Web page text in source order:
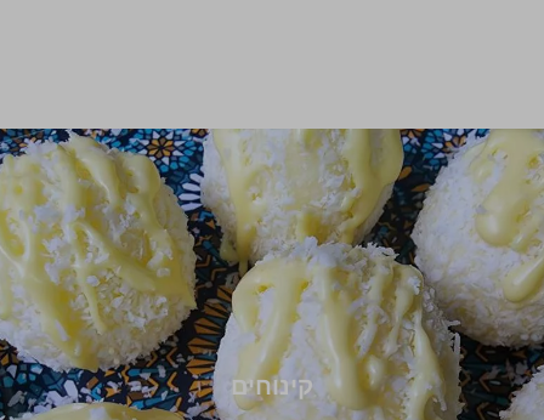
קינוחים